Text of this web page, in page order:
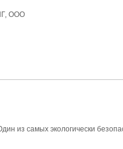
ООО
из самых экологически